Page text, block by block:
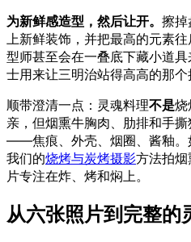
为新鲜感造型，然后让开。 擦掉
上新鲜装饰，并把最高的元素
型师甚至会在一叠底下藏小道
士用来让三明治站得高高的那个
顺带澄清一点：灵魂料理不是烧
亲，但烟熏牛胸肉、肋排和手
——焦痕、外壳、烟圈、酱釉。
我们的烧烤与炭烤摄影方法拍
片专注在炸、烤和焖上。
从六张照片到完整的